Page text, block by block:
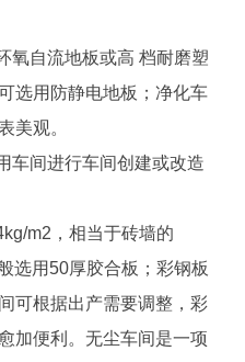
氧自流地板或高 档耐磨塑
选用防静电地板；净化车
美观。
车间进行车间创建或改造
m2，相当于砖墙的
选用50厚胶合板；彩钢板
可根据出产需要调整，彩
加便利。无尘车间是一项